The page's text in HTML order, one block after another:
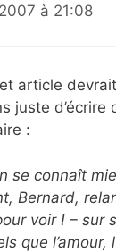
à 21:08
article
juste d’écrire
:
se connaît
Bernard,
voir ! – sur
que l’amour,